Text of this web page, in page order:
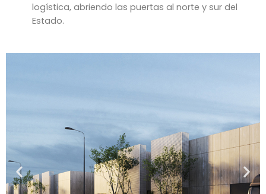
logística, abriendo las puertas al norte y sur del
Estado.